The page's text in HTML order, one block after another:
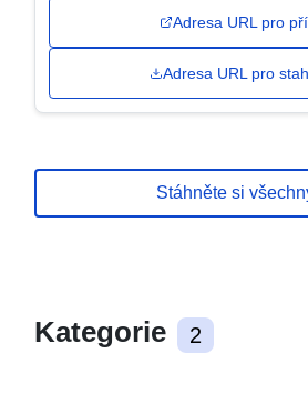
Adresa URL pro
Adresa URL pro
Stáhněte si
Kategorie 2